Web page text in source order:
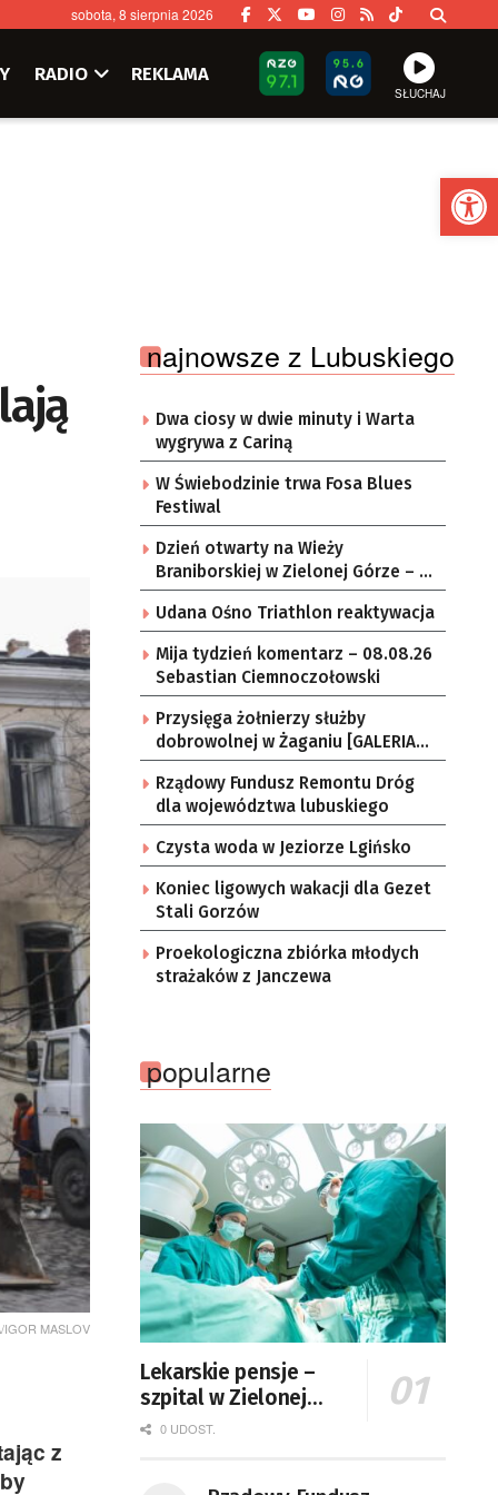
sobota, 8 sierpnia 2026
RADIO REKLAMA
SŁUCHAJ
IGOR MASLOV
z
najnowsze z Lubuskiego
Dwa ciosy w dwie minuty i Warta
wygrywa z Cariną
W Świebodzinie trwa Fosa Blues
Festiwal
Dzień otwarty na Wieży
Braniborskiej w Zielonej Górze – po
raz ostatni w tym roku
Udana Ośno Triathlon reaktywacja
Mija tydzień komentarz – 08.08.26
Sebastian Ciemnoczołowski
Przysięga żołnierzy służby
dobrowolnej w Żaganiu [GALERIA
ZDJĘĆ]
Rządowy Fundusz Remontu Dróg
dla województwa lubuskiego
Czysta woda w Jeziorze Lgińsko
Koniec ligowych wakacji dla Gezet
Stali Gorzów
Proekologiczna zbiórka młodych
strażaków z Janczewa
popularne
Lekarskie pensje –
szpital w Zielonej
Górze podaje dane
0 UDOST.